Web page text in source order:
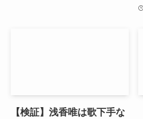
【検証】浅香唯は歌下手な